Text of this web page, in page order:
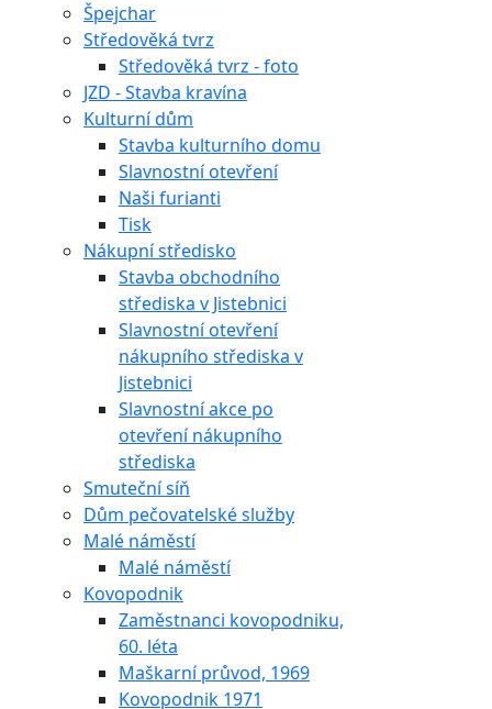
Špejchar
Středověká tvrz
Středověká tvrz - foto
JZD - Stavba kravína
Kulturní dům
Stavba kulturního domu
Slavnostní otevření
Naši furianti
Tisk
Nákupní středisko
Stavba obchodního
střediska v Jistebnici
Slavnostní otevření
nákupního střediska v
Jistebnici
Slavnostní akce po
otevření nákupního
střediska
Smuteční síň
Dům pečovatelské služby
Malé náměstí
Malé náměstí
Kovopodnik
Zaměstnanci kovopodniku,
60. léta
Maškarní průvod, 1969
Kovopodnik 1971